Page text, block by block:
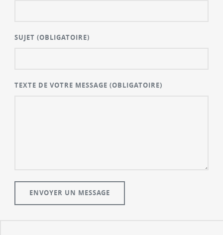
SUJET(OBLIGATOIRE)
TEXTE DE VOTRE MESSAGE(OBLIGATOIRE)